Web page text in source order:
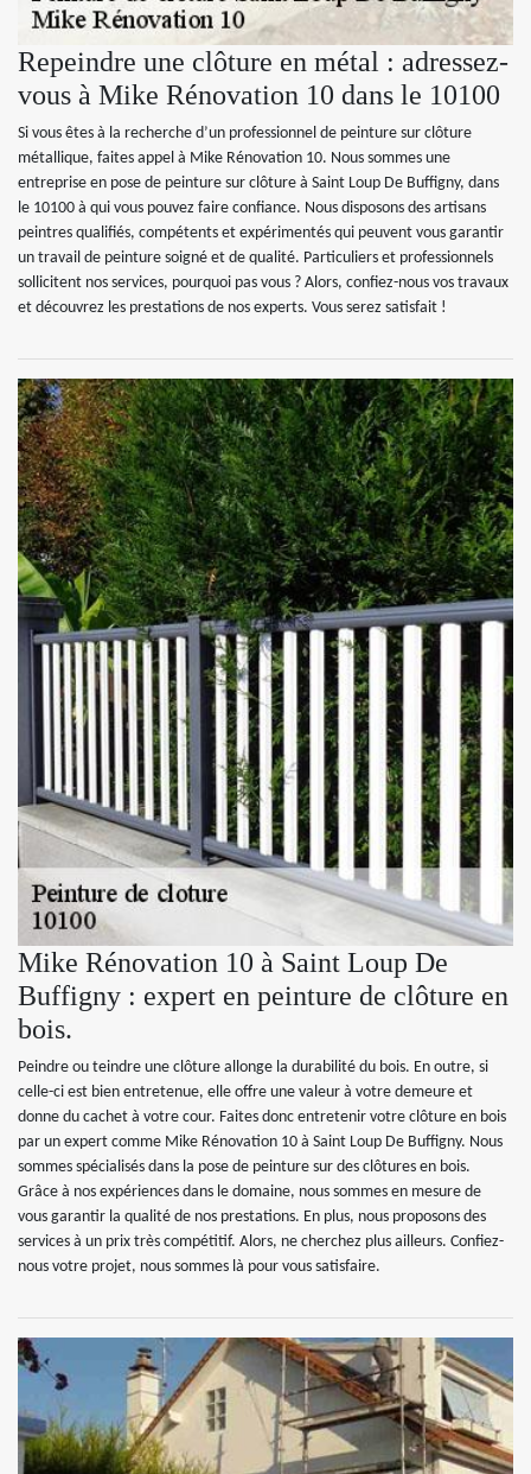
Repeindre une clôture en métal : adressez-
vous à Mike Rénovation 10 dans le 10100
Si vous êtes à la recherche d’un professionnel de peinture sur clôture
métallique, faites appel à Mike Rénovation 10. Nous sommes une
entreprise en pose de peinture sur clôture à Saint Loup De Buffigny, dans
le 10100 à qui vous pouvez faire confiance. Nous disposons des artisans
peintres qualifiés, compétents et expérimentés qui peuvent vous garantir
un travail de peinture soigné et de qualité. Particuliers et professionnels
sollicitent nos services, pourquoi pas vous ? Alors, confiez-nous vos travaux
et découvrez les prestations de nos experts. Vous serez satisfait !
Mike Rénovation 10 à Saint Loup De
Buffigny : expert en peinture de clôture en
bois.
Peindre ou teindre une clôture allonge la durabilité du bois. En outre, si
celle-ci est bien entretenue, elle offre une valeur à votre demeure et
donne du cachet à votre cour. Faites donc entretenir votre clôture en bois
par un expert comme Mike Rénovation 10 à Saint Loup De Buffigny. Nous
sommes spécialisés dans la pose de peinture sur des clôtures en bois.
Grâce à nos expériences dans le domaine, nous sommes en mesure de
vous garantir la qualité de nos prestations. En plus, nous proposons des
services à un prix très compétitif. Alors, ne cherchez plus ailleurs. Confiez-
nous votre projet, nous sommes là pour vous satisfaire.